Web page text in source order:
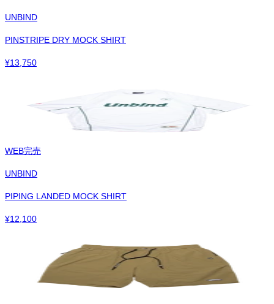
UNBIND
PINSTRIPE DRY MOCK SHIRT
¥13,750
WEB完売
UNBIND
PIPING LANDED MOCK SHIRT
¥12,100